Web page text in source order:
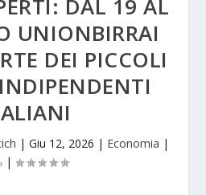
DAL 19 AL
UNIONBIRRAI
DEI PICCOLI
| Giu 12, 2026 | Economia |
|